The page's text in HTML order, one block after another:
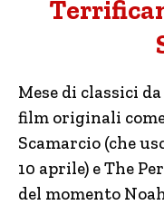
Mese di classici
film originali
Scamarcio (che
10 aprile) e The
del momento